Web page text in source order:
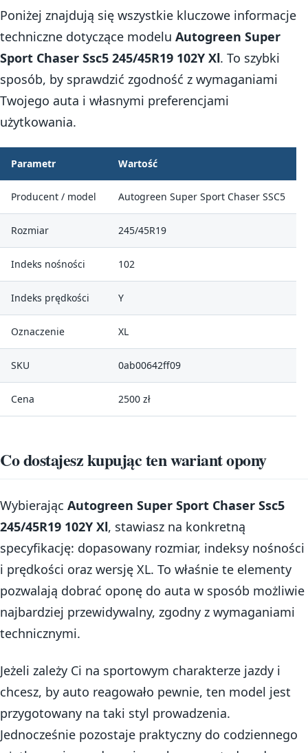
Poniżej znajdują się wszystkie kluczowe informacje
techniczne dotyczące modelu Autogreen Super
Sport Chaser Ssc5 245/45R19 102Y Xl. To szybki
sposób, by sprawdzić zgodność z wymaganiami
Twojego auta i własnymi preferencjami
użytkowania.
Parametr Wartość
Producent / model Autogreen Super Sport Chaser SSC5
Rozmiar 245/45R19
Indeks nośności 102
Indeks prędkości Y
Oznaczenie XL
SKU 0ab00642ff09
Cena 2500 zł
Co dostajesz kupując ten wariant opony
Wybierając Autogreen Super Sport Chaser Ssc5
245/45R19 102Y Xl, stawiasz na konkretną
specyfikację: dopasowany rozmiar, indeksy nośności
i prędkości oraz wersję XL. To właśnie te elementy
pozwalają dobrać oponę do auta w sposób możliwie
najbardziej przewidywalny, zgodny z wymaganiami
technicznymi.
Jeżeli zależy Ci na sportowym charakterze jazdy i
chcesz, by auto reagowało pewnie, ten model jest
przygotowany na taki styl prowadzenia.
Jednocześnie pozostaje praktyczny do codziennego